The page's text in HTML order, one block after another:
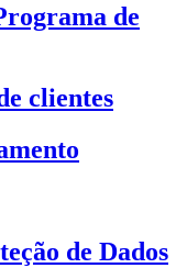
de
clientes
de Dados